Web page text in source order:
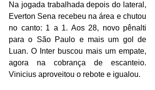
Na jogada trabalhada depois do lateral,
Everton Sena recebeu na área e chutou
no canto: 1 a 1. Aos 28, novo pênalti
para o São Paulo e mais um gol de
Luan. O Inter buscou mais um empate,
agora na cobrança de escanteio.
Vinicius aproveitou o rebote e igualou.